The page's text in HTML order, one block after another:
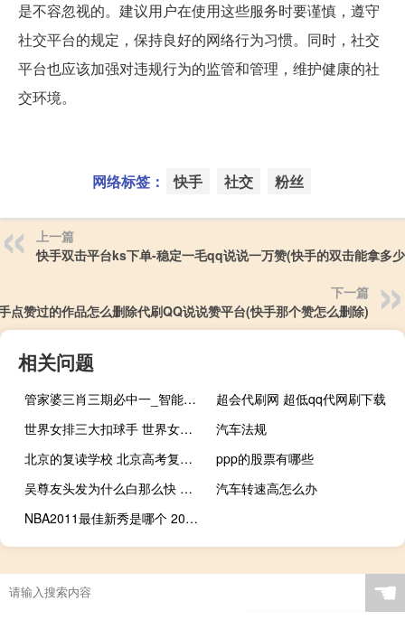
是不容忽视的。建议用户在使用这些服务时要谨慎，遵守
社交平台的规定，保持良好的网络行为习惯。同时，社交
平台也应该加强对违规行为的监管和管理，维护健康的社
交环境。
网络标签： 快手 社交 粉丝
上一篇
快手双击平台ks下单-稳定一毛qq说说一万赞(快手的双击能拿多
下一篇
点赞过的作品怎么删除代刷QQ说说赞平台(快手那个赞怎么删除)
相关问题
管家婆三肖三期必中一_智能AI深度解析_文心一言5G.213.1.160
超会代刷网 超低qq代网刷下载
世界女排三大扣球手 世界女排主攻实力排名
汽车法规
北京的复读学校 北京高考复读学校收费
ppp的股票有哪些
吴尊友头发为什么白那么快 吴尊友回应头发3年全白
汽车转速高怎么办
NBA2011最佳新秀是哪个 2011年nba选秀状元
☚